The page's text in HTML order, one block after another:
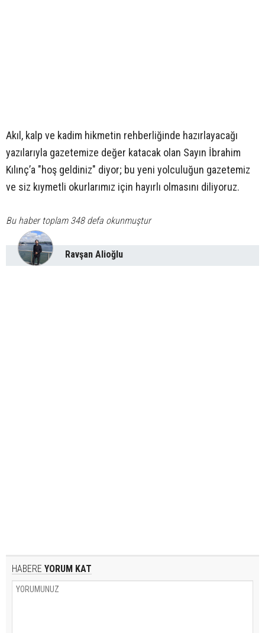
Akıl, kalp ve kadim hikmetin rehberliğinde hazırlayacağı
yazılarıyla gazetemize değer katacak olan Sayın İbrahim
Kılınç’a "hoş geldiniz" diyor; bu yeni yolculuğun gazetemiz
ve siz kıymetli okurlarımız için hayırlı olmasını diliyoruz.
Bu haber toplam 348 defa okunmuştur
Ravşan Alioğlu
HABERE YORUM KAT